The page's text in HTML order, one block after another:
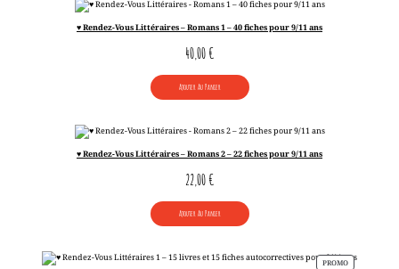
♥ Rendez-Vous Littéraires – Romans 1 – 40 fiches pour 9/11 ans
40,00€
Ajouter Au Panier
♥ Rendez-Vous Littéraires – Romans 2 – 22 fiches pour 9/11 ans
22,00€
Ajouter Au Panier
PROMOPRODUIT